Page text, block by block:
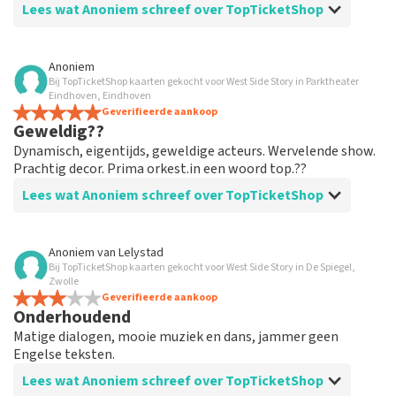
Lees wat Anoniem schreef over TopTicketShop
Beoordeling van Anoniem over
prima geregeld
weer een geweldige ervaring via Top TicketShop. alles
weer goed geregeld.
Anoniem
Bij TopTicketShop kaarten gekocht voor West Side Story in Parktheater
Eindhoven, Eindhoven
Geverifieerde aankoop
Geweldig??
Dynamisch, eigentijds, geweldige acteurs. Wervelende show.
Prachtig decor. Prima orkest.in een woord top.??
Lees wat Anoniem schreef over TopTicketShop
Beoordeling van Anoniem over
Geolied
Goede mailwisseling. En efficiënt geregeld. Gewoon
goed georganiseerd. Houden zo
Anoniem van Lelystad
Bij TopTicketShop kaarten gekocht voor West Side Story in De Spiegel,
Zwolle
Geverifieerde aankoop
Onderhoudend
Matige dialogen, mooie muziek en dans, jammer geen
Engelse teksten.
Lees wat Anoniem schreef over TopTicketShop